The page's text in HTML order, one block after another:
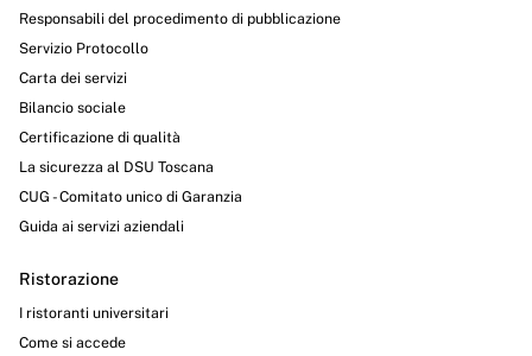
Responsabili del procedimento di pubblicazione
Servizio Protocollo
Carta dei servizi
Bilancio sociale
Certificazione di qualità
La sicurezza al DSU Toscana
CUG - Comitato unico di Garanzia
Guida ai servizi aziendali
Ristorazione
I ristoranti universitari
Come si accede